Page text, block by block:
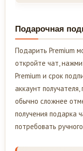
Подарочная
Подарить Premium
откройте чат,
Premium и срок
аккаунт
обычно сложнее
получения подарка
потребовать